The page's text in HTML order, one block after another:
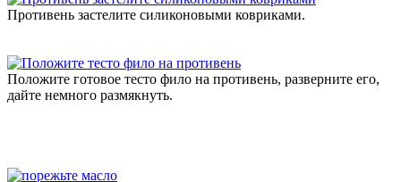
Противень застелите силиконовыми ковриками.
Положите готовое тесто фило на противень, разверните его,
дайте немного размякнуть.